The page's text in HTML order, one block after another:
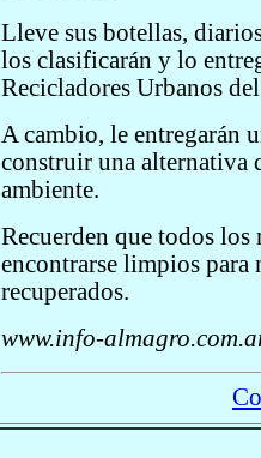
Lleve sus botellas,
los clasificarán y lo
Recicladores Urbanos
A cambio, le entregarán
construir una alternativa
ambiente.
Recuerden que todos los
encontrarse limpios para
recuperados.
www.info-